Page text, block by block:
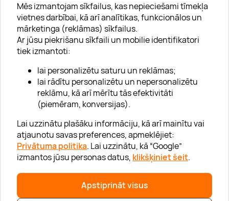
Mēs izmantojam sīkfailus, kas nepieciešami tīmekļa
vietnes darbībai, kā arī analītikas, funkcionālos un
mārketinga (reklāmas) sīkfailus.
Ar jūsu piekrišanu sīkfaili un mobilie identifikatori
tiek izmantoti:
lai personalizētu saturu un reklāmas;
lai rādītu personalizētu un nepersonalizētu
reklāmu, kā arī mērītu tās efektivitāti
(piemēram, konversijas).
Lai uzzinātu plašāku informāciju, kā arī mainītu vai
atjaunotu savas preferences, apmeklējiet:
Privātuma politika. Lai uzzinātu, kā “Google”
izmantos jūsu personas datus, klikšķiniet šeit.
Apstiprināt visus
Par "Lieliska dāvana"
Uzņēmumiem
Palīdzība
“GERA DOVANA” GRUPA